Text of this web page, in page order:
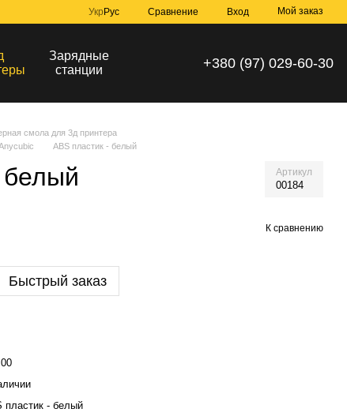
Укр Рус Сравнение Вход Мой заказ
Зарядные
станции
+380 (97) 029-60-30
смола для 3д принтера
ABS пластик - белый
белый Артикул
00184
К сравнению
Быстрый заказ
пластик - белый